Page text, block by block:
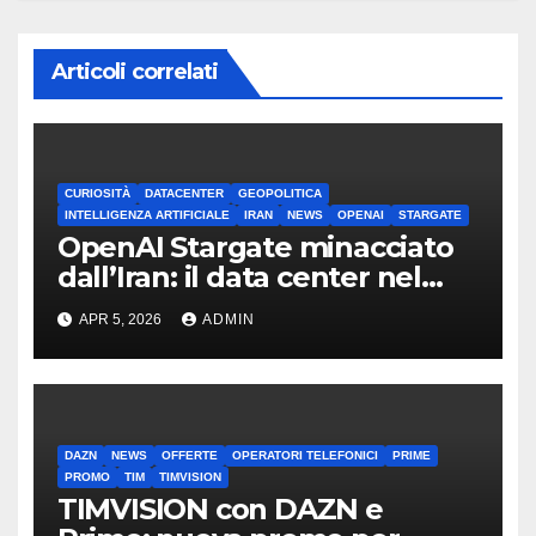
Articoli correlati
CURIOSITÀ DATACENTER
GEOPOLITICA
INTELLIGENZA ARTIFICIALE
IRAN NEWS OPENAI STARGATE
OpenAI Stargate minacciato
dall’Iran: il data center nel
mirino
APR 5, 2026 ADMIN
DAZN NEWS OFFERTE OPERATORI TELEFONICI
PRIME
PROMO
TIM TIMVISION
TIMVISION con DAZN e